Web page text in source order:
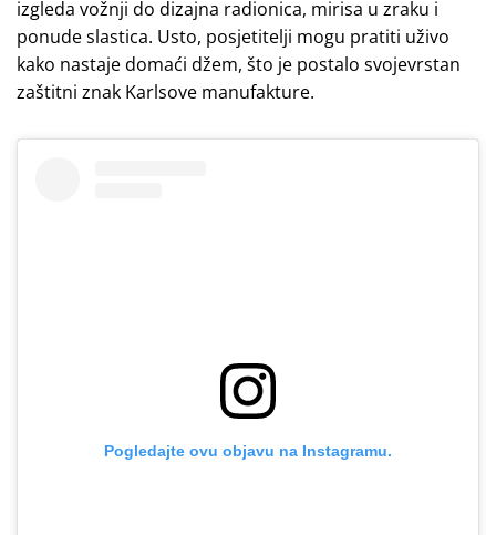
izgleda vožnji do dizajna radionica, mirisa u zraku i
ponude slastica. Usto, posjetitelji mogu pratiti uživo
kako nastaje domaći džem, što je postalo svojevrstan
zaštitni znak Karlsove manufakture.
Pogledajte ovu objavu na Instagramu.